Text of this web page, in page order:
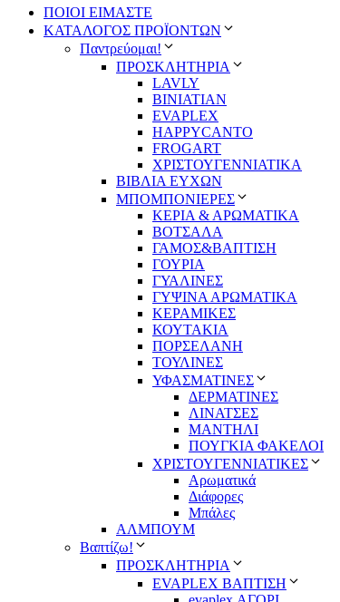
ΠΟΙΟΙ ΕΙΜΑΣΤΕ
ΚΑΤΑΛΟΓΟΣ ΠΡΟΪΟΝΤΩΝ
Παντρεύομαι!
ΠΡΟΣΚΛΗΤΗΡΙΑ
LAVLY
BINIATIAN
EVAPLEX
HAPPYCANTO
FROGART
ΧΡΙΣΤΟΥΓΕΝΝΙΑΤΙΚΑ
ΒΙΒΛΙΑ ΕΥΧΩΝ
ΜΠΟΜΠΟΝΙΕΡΕΣ
ΚΕΡΙΑ & ΑΡΩΜΑΤΙΚΑ
ΒΟΤΣΑΛΑ
ΓΑΜΟΣ&ΒΑΠΤΙΣΗ
ΓΟΥΡΙΑ
ΓΥΑΛΙΝΕΣ
ΓΥΨΙΝΑ ΑΡΩΜΑΤΙΚΑ
ΚΕΡΑΜΙΚΕΣ
ΚΟΥΤΑΚΙΑ
ΠΟΡΣΕΛΑΝΗ
ΤΟΥΛΙΝΕΣ
ΥΦΑΣΜΑΤΙΝΕΣ
ΔΕΡΜΑΤΙΝΕΣ
ΛΙΝΑΤΣΕΣ
ΜΑΝΤΗΛΙ
ΠΟΥΓΚΙΑ ΦΑΚΕΛΟΙ
ΧΡΙΣΤΟΥΓΕΝΝΙΑΤΙΚΕΣ
Αρωματικά
Διάφορες
Μπάλες
ΑΛΜΠΟΥΜ
Βαπτίζω!
ΠΡΟΣΚΛΗΤΗΡΙΑ
EVAPLEX ΒΑΠΤΙΣΗ